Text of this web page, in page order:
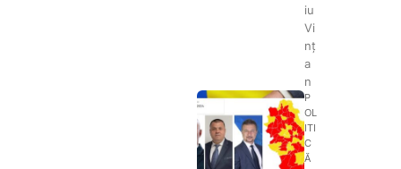
iu
Vi
nț
a
n
P
OL
ITI
C
Ă